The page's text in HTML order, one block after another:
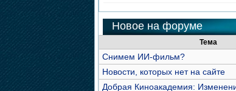
Новое на форуме
Тема
Снимем ИИ-фильм?
Новости, которых нет на сайте
Добрая Киноакадемия: